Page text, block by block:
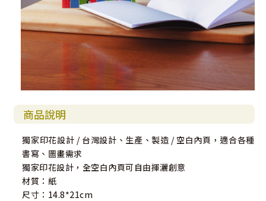
商品說明
獨家印花設計 / 台灣設計、生產、製造 / 空白內頁，適合各種
書寫、圖畫需求
獨家印花設計，全空白內頁可自由揮灑創意
材質：紙
尺寸：14.8*21cm